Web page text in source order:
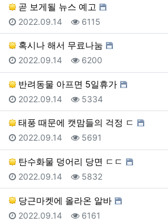
곧 보게될 뉴스 예고
등록일
2022.09.14 조회
6115
혹시나 해서 무료나눔
등록일
2022.09.14 조회
6200
반려동물 아프면 5일휴가
등록일
2022.09.14 조회
5334
태풍 때문에 캣맘들의 걱정 ㄷ
등록일
2022.09.14 조회
5691
탄수화물 덩어리 당면 ㄷㄷ
등록일
2022.09.14 조회
5832
당근마켓에 올라온 알바
등록일
2022.09.14 조회
6161